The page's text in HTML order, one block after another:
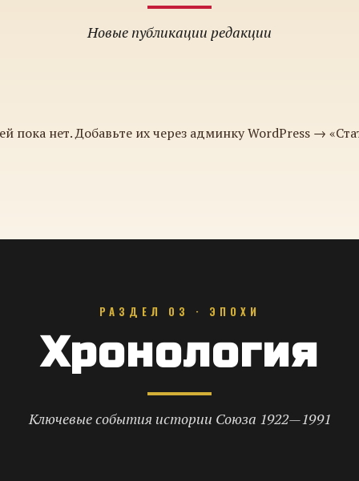
Новые публикации редакции
пока нет. Добавьте их через админку WordPress →
РАЗДЕЛ 03 · ЭПОХИ
Хронология
Ключевые события истории Союза 1922—1991